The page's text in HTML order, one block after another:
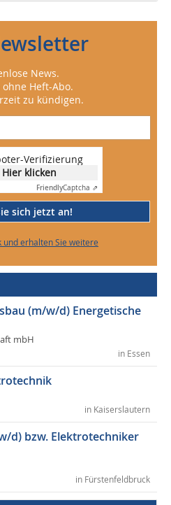
News.
Heft-Abo.
zu kündigen.
Verifizierung
Hier klicken
FriendlyCaptcha ⇗
sich jetzt an!
und erhalten Sie weitere
(m/w/d) Energetische
mbH
in Essen
in Kaiserslautern
d) bzw. Elektrotechniker
in Fürstenfeldbruck